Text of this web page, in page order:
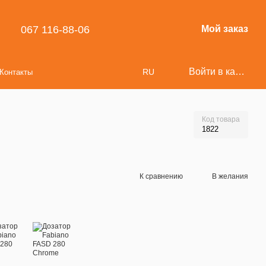
067 116-88-06 Мой заказ
Контакты RU Войти в кабинет
Код товара
1822
К сравнению В желания